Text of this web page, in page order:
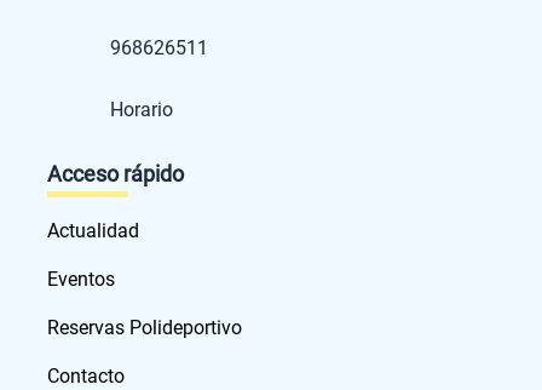
968626511
Horario
Acceso rápido
Actualidad
Eventos
Reservas Polideportivo
Contacto